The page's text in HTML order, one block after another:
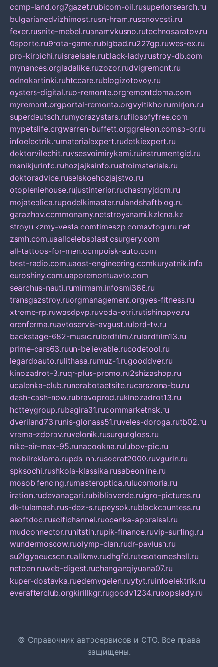
comp-land.org7gazet.rubicom-oil.rusuperiorsearch.ru
bulgarianedvizhimost.rusn-hram.rusenovosti.ru
fexer.rusnite-mebel.ruanamvkusno.rutechnosaratov.ru
0sporte.ru9rota-game.rubigbad.ru227gp.ruwes-ex.ru
pro-kirpichi.ruisraelsale.rublack-lady.rustroy-db.com
mynances.orgladalike.ruzozor.rudvigremont.ru
odnokartinki.ruhtccare.rublogizotovoy.ru
oysters-digital.ruo-remonte.orgremontdoma.com
myremont.orgportal-remonta.orgvyitikho.rumirjon.ru
superdeutsch.rumycrazystars.rufilosofyfree.com
mypetslife.orgwarren-buffett.orggreleon.comsp-or.ru
infoelectrik.rumaterialexpert.rudetkiexpert.ru
doktorvilechit.ruvsesvoimirykami.ruinstrumentgid.ru
manikjurinfo.ruhozjajkainfo.rustroimaterials.ru
doktoradvice.ruselskoehozjajstvo.ru
otopleniehouse.rujustinterior.ruchastnyjdom.ru
mojateplica.rupodelkimaster.rulandshaftblog.ru
garazhov.commonamy.netstroysnami.kzlcna.kz
stroyu.kzmy-vesta.comtimeszp.comavtoguru.net
zsmh.com.uaallcelebsplasticsurgery.com
all-tattoos-for-men.compoisk-auto.com
best-radio.com.uaost-engineering.comkuryatnik.info
euroshiny.com.uaporemontuavto.com
searchus-nauti.rumirmam.infosmi366.ru
transgazstroy.ruorgmanagement.orgyes-fitness.ru
xtreme-rp.ruwasdpvp.ruvoda-otri.rutishinapve.ru
orenferma.ruavtoservis-avgust.rulord-tv.ru
backstage-682-music.rulordfilm7.rulordfilm13.ru
prime-cars63.ruun-believable.rucodetool.ru
legardoauto.rulithasa.rumuz-1.rugooddver.ru
kinozadrot-3.ruqr-plus-promo.ru2shizashop.ru
udalenka-club.runerabotaetsite.rucarszona-bu.ru
dash-cash-now.rubravoprod.rukinozadrot13.ru
hotteygroup.rubagira31.rudommarketnsk.ru
dveriland73.runis-glonass51.ruveles-doroga.rutb02.ru
vrema-zdorov.ruvelonik.rusurgutgloss.ru
nike-air-max-95.runadookna.rulubov-pic.ru
mobilreklama.rupds-nn.rusocrat2000.ruvgurin.ru
spksochi.rushkola-klassika.rusabeonline.ru
mosoblfencing.rumasteroptica.rulucomoria.ru
iration.rudevanagari.rubiblioverde.ruigro-pictures.ru
dk-tulamash.rus-dez-s.rupeysok.rublackcountess.ru
asoftdoc.ruscifichannel.ruocenka-appraisal.ru
mudconnector.ruhitstih.rupik-finance.ruvip-surfing.ru
wundermoscow.ruolymp-clan.rudr-pavlush.ru
su2lgyoeucscn.ruallkmv.rudhgfd.rutesotomeshell.ru
netoen.ruweb-digest.ruchanganqiyuana07.ru
kuper-dostavka.ruedemvgelen.ruytyt.ruinfoelektrik.ru
everafterclub.orgkirillkgr.rugoodv1234.ruoopslady.ru
© Справочник автосервисов и СТО. Все права
защищены.